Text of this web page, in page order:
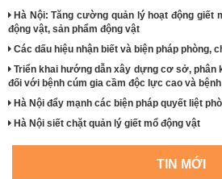
Hà Nội: Tăng cường quản lý hoạt động giết
động vật, sản phẩm động vật
Các dấu hiệu nhận biết và biện pháp phòng,
Triển khai hướng dẫn xây dựng cơ sở, phân
đối với bệnh cúm gia cầm độc lực cao và
Hà Nội đẩy mạnh các biện pháp quyết liệt
Hà Nội siết chặt quản lý giết mổ động vật
TIN MỚI